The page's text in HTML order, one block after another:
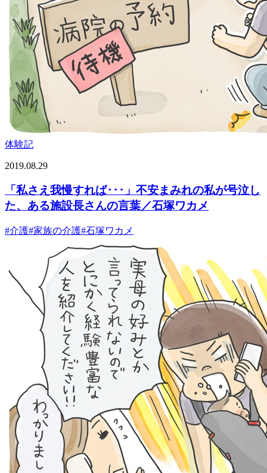
体験記
2019.08.29
「私さえ我慢すれば･･･」不安まみれの私が号泣し
た、ある施設長さんの言葉／石塚ワカメ
#介護#家族の介護#石塚ワカメ